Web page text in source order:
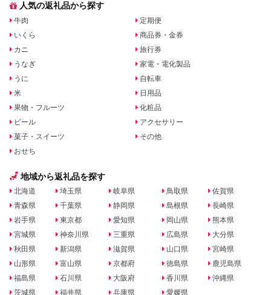
人気の返礼品から探す
牛肉
いくら
カニ
うなぎ
うに
米
果物・フルーツ
ビール
菓子・スイーツ
おせち
定期便
商品券・金券
旅行券
家電・電化製品
自転車
日用品
化粧品
アクセサリー
その他
地域から返礼品を探す
北海道
青森県
岩手県
宮城県
秋田県
山形県
福島県
茨城県
埼玉県
千葉県
東京都
神奈川県
新潟県
富山県
石川県
福井県
岐阜県
静岡県
愛知県
三重県
滋賀県
京都府
大阪府
兵庫県
鳥取県
島根県
岡山県
広島県
山口県
徳島県
香川県
愛媛県
佐賀県
長崎県
熊本県
大分県
宮崎県
鹿児島県
沖縄県